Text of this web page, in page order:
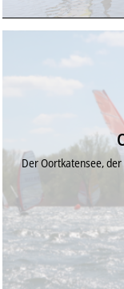
Der Oortkatensee,